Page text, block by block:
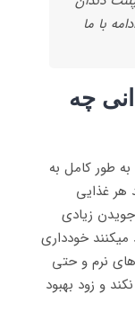
با ما
چه
طور کامل به
هر غذایی
زیادی
میکنند خودداری
نرم و حتی
و زود بهبود